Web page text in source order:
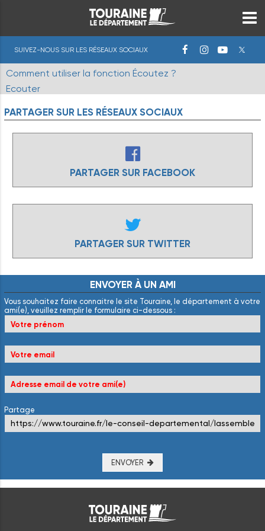
SUIVEZ-NOUS SUR LES RÉSEAUX SOCIAUX
Comment utiliser la fonction Écoutez ?
Ecouter
PARTAGER SUR LES RÉSEAUX SOCIAUX
PARTAGER SUR FACEBOOK
PARTAGER SUR TWITTER
ENVOYER À UN AMI
Vous souhaitez faire connaitre le site Touraine, le département à votre
ami(e), veuillez remplir le formulaire ci-dessous :
Partage
ENVOYER